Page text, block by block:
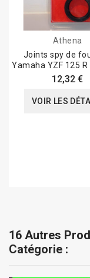
Athena
Joints spy de
Yamaha YZF 125
12,32 €
VOIR LES
16 Autres
Catégorie :